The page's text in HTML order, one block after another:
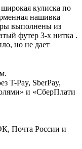
кулиска по
нашивка
выполнены из
футер 3-х нитка .
но не дает
T-Pay, SberPay,
и «СберПлати
Почта России и